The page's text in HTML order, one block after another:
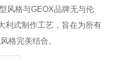
风格与GEOX品牌无与伦
利式制作工艺，旨在为所有
格完美结合。